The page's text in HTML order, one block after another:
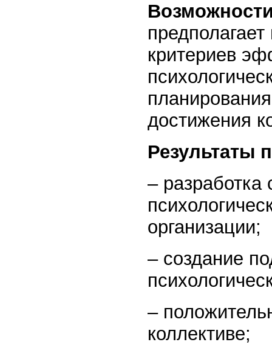
критериев
достижения
Результаты
–
организации;
– создание
–
коллективе;